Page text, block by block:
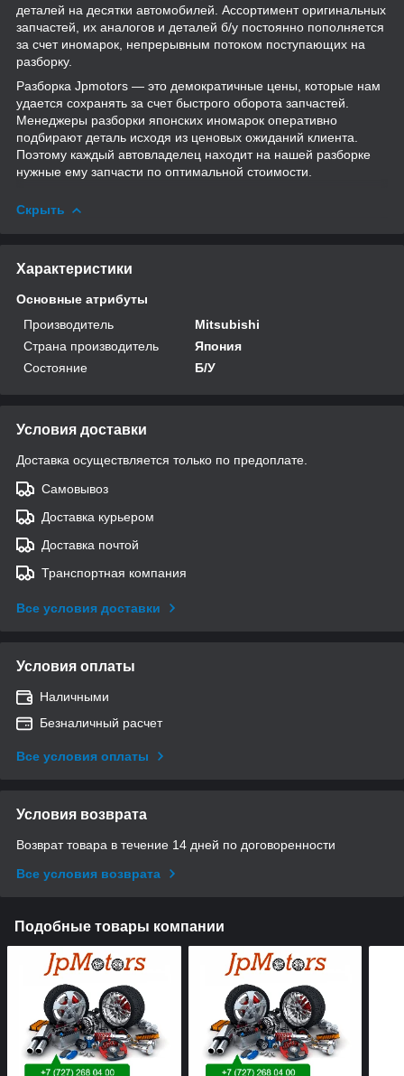
деталей на десятки автомобилей. Ассортимент оригинальных
запчастей, их аналогов и деталей б/у постоянно пополняется
за счет иномарок, непрерывным потоком поступающих на
разборку.
Разборка Jpmotors — это демократичные цены, которые нам
удается сохранять за счет быстрого оборота запчастей.
Менеджеры разборки японских иномарок оперативно
подбирают деталь исходя из ценовых ожиданий клиента.
Поэтому каждый автовладелец находит на нашей разборке
нужные ему запчасти по оптимальной стоимости.
Скрыть
Характеристики
Основные атрибуты
Производитель
Mitsubishi
Страна производитель
Япония
Состояние
Б/У
Условия доставки
Доставка осуществляется только по предоплате.
Самовывоз
Доставка курьером
Доставка почтой
Транспортная компания
Все условия доставки
Условия оплаты
Наличными
Безналичный расчет
Все условия оплаты
Условия возврата
Возврат товара в течение 14 дней по договоренности
Все условия возврата
Подобные товары компании